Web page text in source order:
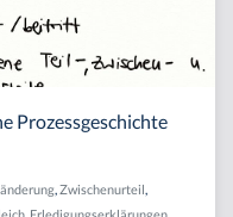
Prozessgeschichte
,Zwischenurteil,